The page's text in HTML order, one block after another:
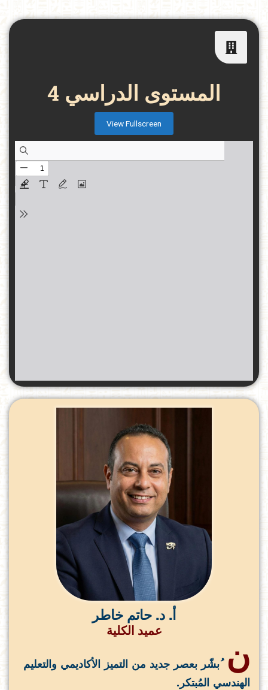
المستوى الدراسي 4
View Fullscreen
أ. د. حاتم خاطر
عميد الكلية
ن
ُبشّر بعصر جديد من التميز الأكاديمي والتعليم
الهندسي المُبتكر.